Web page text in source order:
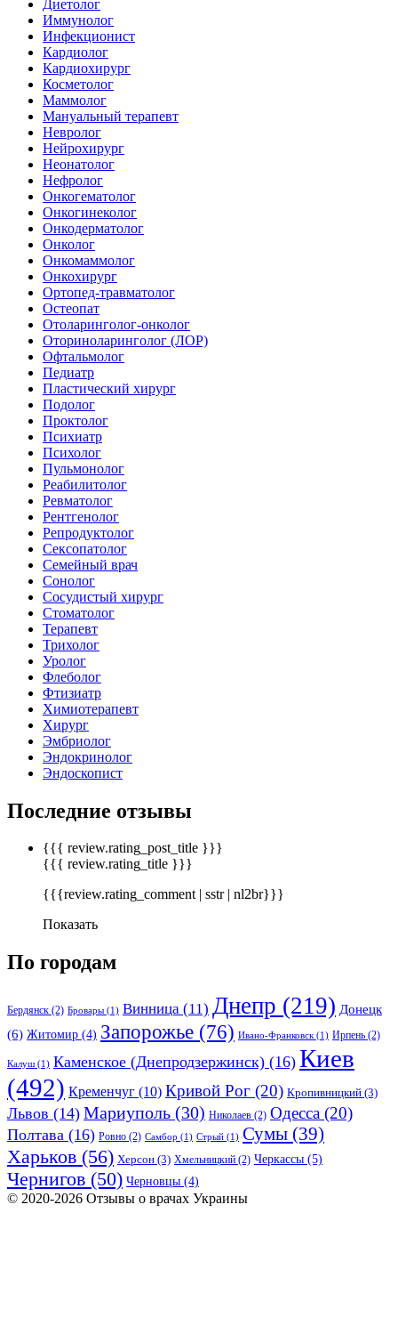
Диетолог
Иммунолог
Инфекционист
Кардиолог
Кардиохирург
Косметолог
Маммолог
Мануальный терапевт
Невролог
Нейрохирург
Неонатолог
Нефролог
Онкогематолог
Онкогинеколог
Онкодерматолог
Онколог
Онкомаммолог
Онкохирург
Ортопед-травматолог
Остеопат
Отоларинголог-онколог
Оториноларинголог (ЛОР)
Офтальмолог
Педиатр
Пластический хирург
Подолог
Проктолог
Психиатр
Психолог
Пульмонолог
Реабилитолог
Ревматолог
Рентгенолог
Репродуктолог
Сексопатолог
Семейный врач
Сонолог
Сосудистый хирург
Стоматолог
Терапевт
Трихолог
Уролог
Флеболог
Фтизиатр
Химиотерапевт
Хирург
Эмбриолог
Эндокринолог
Эндоскопист
Последние отзывы
{{{ review.rating_post_title }}}
{{{ review.rating_title }}}
{{{review.rating_comment | sstr | nl2br}}}
Показать
По городам
Бердянск (2) Бровары (1) Винница (11) Днепр (219) Донецк
(6) Житомир (4) Запорожье (76) Ивано-Франковск(1) Ирпень (2)
Калуш(1) Каменское (Днепродзержинск) (16) Киев
(492) Кременчуг (10) Кривой Рог (20) Кропивницкий (3)
Львов (14) Мариуполь (30) Николаев (2) Одесса (20)
Полтава (16) Ровно (2) Самбор (1) Стрый (1) Сумы (39)
Харьков (56) Херсон (3) Хмельницкий (2) Черкассы (5)
Чернигов (50) Черновцы (4)
© 2020-2026 Отзывы о врачах Украины